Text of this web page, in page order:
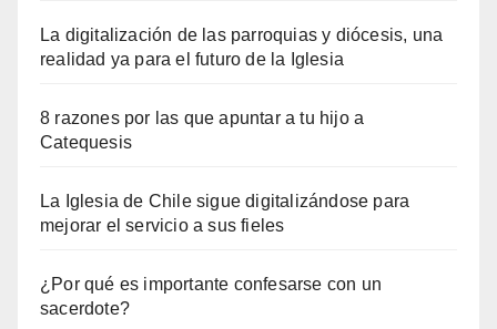
La digitalización de las parroquias y diócesis, una
realidad ya para el futuro de la Iglesia
8 razones por las que apuntar a tu hijo a
Catequesis
La Iglesia de Chile sigue digitalizándose para
mejorar el servicio a sus fieles
¿Por qué es importante confesarse con un
sacerdote?